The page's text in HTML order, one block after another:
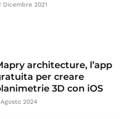
Dicembre 2021
architecture, l’app
per creare
3D con iOS
2024